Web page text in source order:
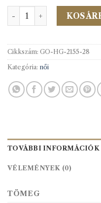
2155/28 Divatgomb 28L
Cikkszám: GO-HG-2155-28
Kategória: női
TOVÁBBI INFORMÁCIÓK
VÉLEMÉNYEK (0)
TÖMEG